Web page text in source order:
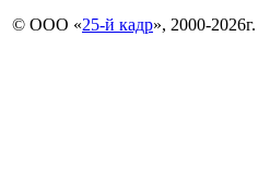
© ООО «25-й кадр», 2000-2026г.